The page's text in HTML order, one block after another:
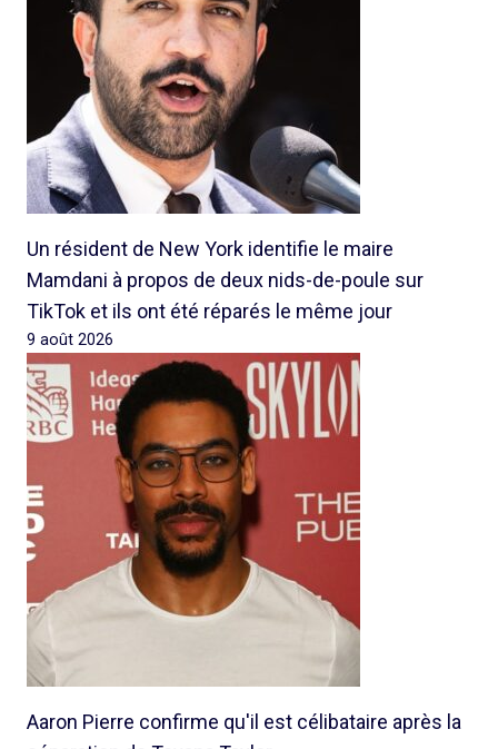
Un résident de New York identifie le maire
Mamdani à propos de deux nids-de-poule sur
TikTok et ils ont été réparés le même jour
9 août 2026
Aaron Pierre confirme qu'il est célibataire après la